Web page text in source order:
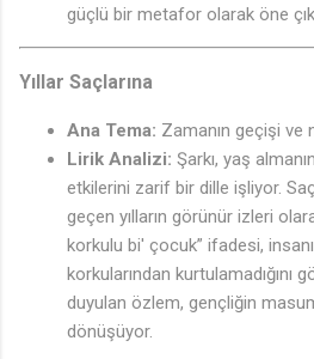
güçlü bir metafor olarak öne
Yıllar Saçlarına
Ana Tema: Zamanın geçişi ve
Lirik Analizi: Şarkı, yaş
etkilerini zarif bir dille işliyor.
geçen yılların görünür izleri
korkulu bi' çocuk” ifadesi,
korkularından kurtulamadığını
duyulan özlem, gençliğin
dönüşüyor.